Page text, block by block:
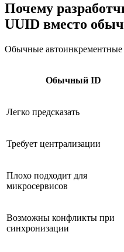
Почему
UUID вместо
Обычные
Обычный ID
Легко предсказать
Требует централизации
Плохо подходит для
микросервисов
Возможны конфликты при
синхронизации